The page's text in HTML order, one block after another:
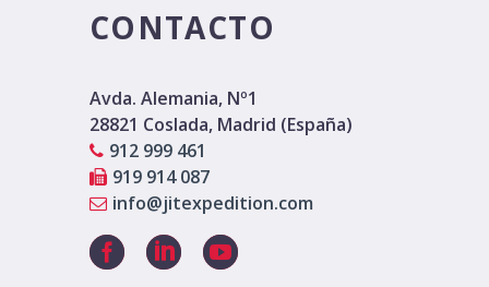
CONTACTO
Avda. Alemania, Nº1
28821 Coslada, Madrid (España)
912 999 461
919 914 087
info@jitexpedition.com